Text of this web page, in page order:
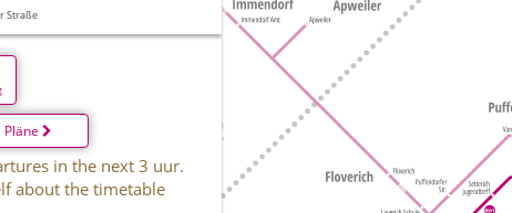
Straße
Pläne
in the next 3 uur.
about the timetable